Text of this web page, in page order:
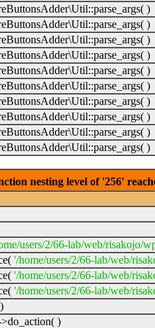
)
)
)
)
)
)
)
)
)
)
nesting level of '256'
users/2/66-lab/web/risakojo/
'/home/users/2/66-lab/web/
'/home/users/2/66-lab/web/
'/home/users/2/66-lab/web/
)